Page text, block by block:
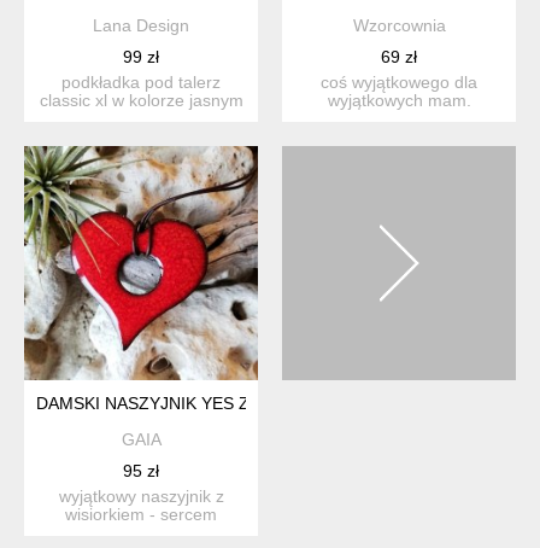
Lana Design
99 zł
podkładka pod talerz
classic xl w kolorze jasnym
Wzorcownia
69 zł
coś wyjątkowego dla
wyjątkowych mam.
DAMSKI NASZYJNIK YES Z CZERWONYM SERCEM HAND-
GAIA
95 zł
wyjątkowy naszyjnik z
wisiorkiem - sercem